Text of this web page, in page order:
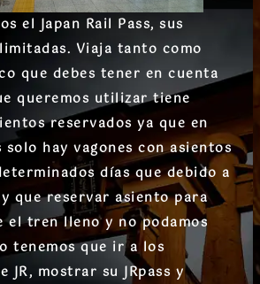
el Japan Rail Pass, sus
Viaja tanto como
que debes tener en cuenta
queremos utilizar tiene
reservados ya que en
hay vagones con asientos
días que debido a
que reservar asiento para
el tren lleno y no podamos
tenemos que ir a los
JR, mostrar su JRpass y